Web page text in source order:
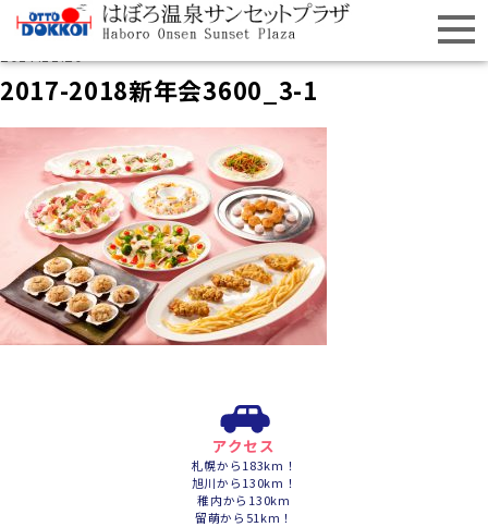
2017-2018新年会3600_3-1
アクセス
札幌から183km！
旭川から130km！
稚内から130km
留萌から51km！